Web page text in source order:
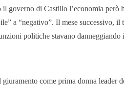
governo di Castillo l’economia però
a “negativo”. Il mese successivo,
politiche stavano
come prima donna leader